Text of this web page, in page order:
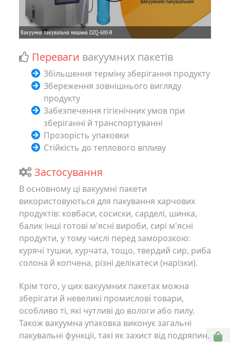
Переваги вакуумних пакетів
Збільшення терміну зберігання продукту
Збереження зовнішнього вигляду
продукту
Забезпечення гігієнічних умов при
зберіганні й транспортуванні
Прозорість упаковки
Стійкість до теплового впливу
Застосування
В основному ці вакуумні пакети
використовуються для пакування харчових
продуктів: ковбаси, сосиски, сарделі, шинка,
балик інші готові м'ясні вироби, сирі м'ясні
продукти, у тому числі перед заморозкою:
курячі тушки, курчата, тощо, твердий сир, риба
солона й копчена, різні делікатеси (нарізки).
Крім того, у цих вакуумних пакетах можна
зберігати й невеликі промислові товари,
особливо ті, які чутливі до вологи або пилу.
Також вакуумна упаковка виконує загальні
пакувальні функції, такі як захист від подряпин.